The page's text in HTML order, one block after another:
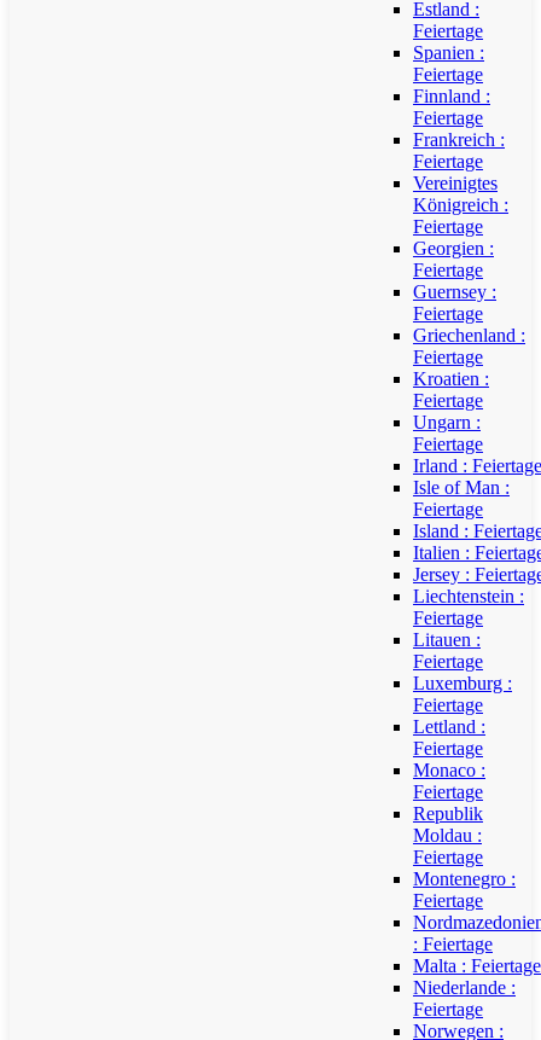
Estland :
Feiertage
Spanien :
Feiertage
Finnland :
Feiertage
Frankreich :
Feiertage
Vereinigtes
Königreich :
Feiertage
Georgien :
Feiertage
Guernsey :
Feiertage
Griechenland :
Feiertage
Kroatien :
Feiertage
Ungarn :
Feiertage
Irland : Feiertage
Isle of Man :
Feiertage
Island :
Italien :
Jersey :
Liechtenstein :
Feiertage
Litauen :
Feiertage
Luxemburg :
Feiertage
Lettland :
Feiertage
Monaco :
Feiertage
Republik
Moldau :
Feiertage
Montenegro :
Feiertage
: Feiertage
Malta : Feiertage
Niederlande :
Feiertage
Norwegen :